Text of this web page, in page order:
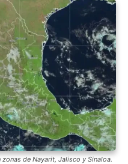
de Nayarit, Jalisco y Sinaloa.